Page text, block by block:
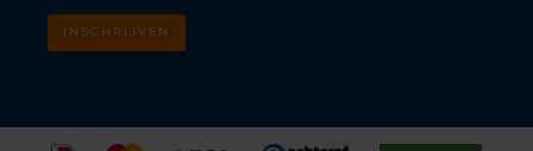
INSCHRIJVEN